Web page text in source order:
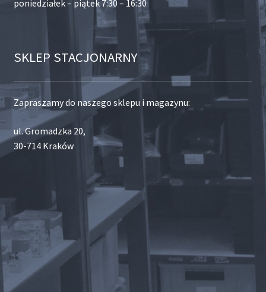
poniedziałek – piątek 7:30 – 16:30
SKLEP STACJONARNY
Zapraszamy do naszego sklepu i magazynu:
ul. Gromadzka 20,
30-714 Kraków